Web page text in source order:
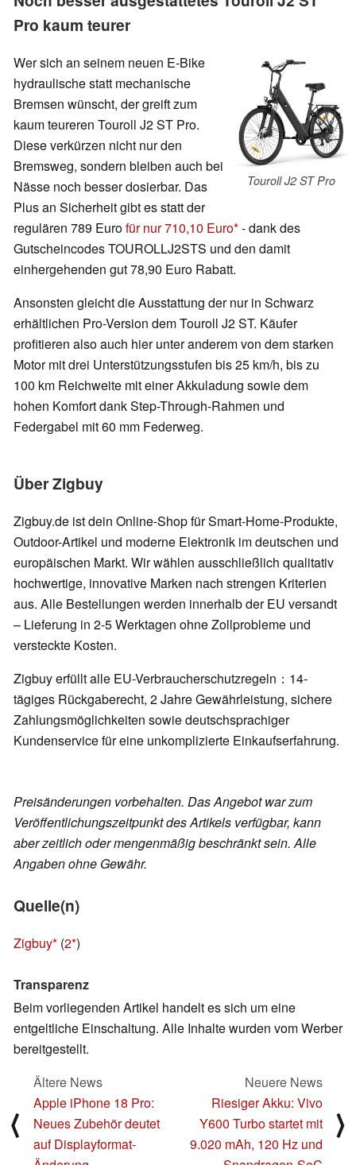
Pro kaum teurer
Touroll J2 ST Pro
Wer sich an seinem neuen E-Bike
hydraulische statt mechanische
Bremsen wünscht, der greift zum
kaum teureren Touroll J2 ST Pro.
Diese verkürzen nicht nur den
Bremsweg, sondern bleiben auch bei
Nässe noch besser dosierbar. Das
Plus an Sicherheit gibt es statt der
regulären 789 Eurofür nur 710,10 Euro - dank des
Gutscheincodes TOUROLLJ2STS und den damit
einhergehenden gut 78,90 Euro Rabatt.
Ansonsten gleicht die Ausstattung der nur in Schwarz
erhältlichen Pro-Version dem Touroll J2 ST. Käufer
profitieren also auch hier unter anderem von dem starken
Motor mit drei Unterstützungsstufen bis 25 km/h, bis zu
100 km Reichweite mit einer Akkuladung sowie dem
hohen Komfort dank Step-Through-Rahmen und
Federgabel mit 60 mm Federweg.
Über Zigbuy
Zigbuy.de ist dein Online-Shop für Smart-Home-Produkte,
Outdoor-Artikel und moderne Elektronik im deutschen und
europäischen Markt. Wir wählen ausschließlich qualitativ
hochwertige, innovative Marken nach strengen Kriterien
aus. Alle Bestellungen werden innerhalb der EU versandt
– Lieferung in 2-5 Werktagen ohne Zollprobleme und
versteckte Kosten.
Zigbuy erfüllt alle EU-Verbraucherschutzregeln：14-
tägiges Rückgaberecht, 2 Jahre Gewährleistung, sichere
Zahlungsmöglichkeiten sowie deutschsprachiger
Kundenservice für eine unkomplizierte Einkaufserfahrung.
Preisänderungen vorbehalten. Das Angebot war zum
Veröffentlichungszeitpunkt des Artikels verfügbar, kann
aber zeitlich oder mengenmäßig beschränkt sein. Alle
Angaben ohne Gewähr.
Quelle(n)
Zigbuy (2 )
Transparenz
Beim vorliegenden Artikel handelt es sich um eine
entgeltliche Einschaltung. Alle Inhalte wurden vom Werber
bereitgestellt.
⟨
Ältere News
Apple iPhone 18 Pro:
Neues Zubehör deutet
auf Displayformat-
Neuere News
Riesiger Akku: Vivo
Y600 Turbo startet mit
9.020 mAh, 120 Hz und
⟩